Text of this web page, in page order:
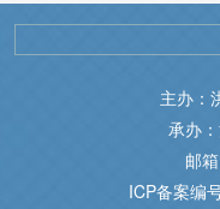
主办：
承办
邮
ICP备案编